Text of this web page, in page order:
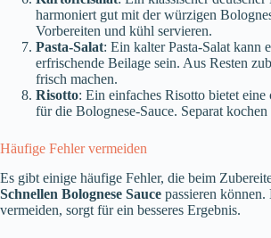
harmoniert gut mit der würzigen
Vorbereiten und kühl servieren.
Pasta-Salat: Ein kalter Pasta-Salat kann
erfrischende Beilage sein. Aus Resten
frisch machen.
Risotto: Ein einfaches Risotto bietet eine
für die Bolognese-Sauce. Separat
Häufige Fehler vermeiden
Es gibt einige häufige Fehler, die beim
Schnellen Bolognese Sauce passieren können.
vermeiden, sorgt für ein besseres Ergebnis.